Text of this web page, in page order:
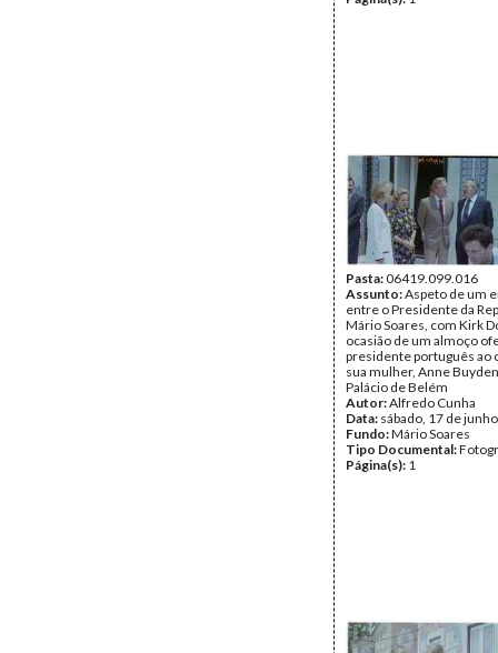
Pasta:06419.099.016
Assunto:Aspeto de um
entre o Presidente da
Mário Soares, com Kirk
ocasião de um almoço
presidente português ao
sua mulher, Anne
Palácio de Belém
Autor:Alfredo Cunha
Data: sábado, 17 de
Fundo:Mário Soares
Tipo Documental:
Página(s): 1